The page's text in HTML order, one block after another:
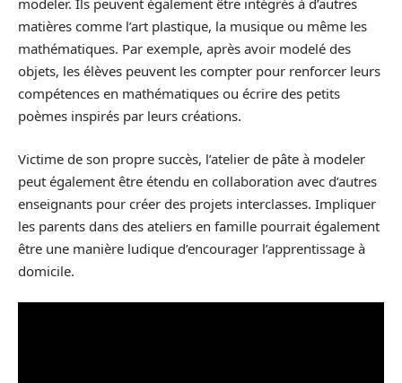
modeler. Ils peuvent également être intégrés à d’autres
matières comme l’art plastique, la musique ou même les
mathématiques. Par exemple, après avoir modelé des
objets, les élèves peuvent les compter pour renforcer leurs
compétences en mathématiques ou écrire des petits
poèmes inspirés par leurs créations.
Victime de son propre succès, l’atelier de pâte à modeler
peut également être étendu en collaboration avec d’autres
enseignants pour créer des projets interclasses. Impliquer
les parents dans des ateliers en famille pourrait également
être une manière ludique d’encourager l’apprentissage à
domicile.